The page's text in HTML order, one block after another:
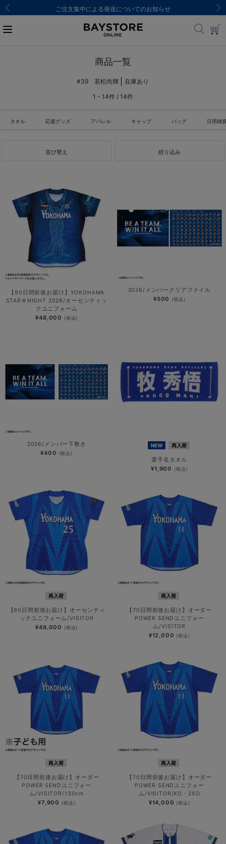
ご注文集中による発送についてのお知らせ
商品一覧
#39 若松尚輝
在庫あり
1 - 14件 / 14件
タオル 応援グッズ アパレル キャップ バッグ 日用雑
並び替え 絞り込み
【90日間前後お届け】YOKOHAMA
STAR☆NIGHT 2026/オーセンティッ
クユニフォーム
¥48,000 (税込)
2026/メンバークリアファイル
¥500 (税込)
2026/メンバー下敷き
¥400 (税込)
NEW 再入荷
選手名タオル
¥1,900 (税込)
再入荷
【90日間前後お届け】オーセンティ
ックユニフォーム/VISITOR
¥48,000 (税込)
再入荷
【70日間前後お届け】オーダー
POWER SENDユニフォー
ム/VISITOR
¥12,000 (税込)
再入荷
【70日間前後お届け】オーダー
POWER SENDユニフォー
ム/VISITOR/130cm
¥7,900 (税込)
再入荷
【70日間前後お届け】オーダー
POWER SENDユニフォー
ム/VISITOR/XO・2XO
¥14,000 (税込)